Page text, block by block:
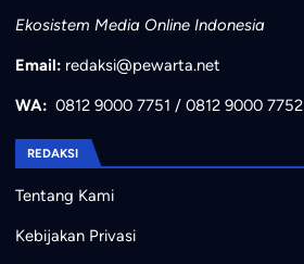
Ekosistem Media Online Indonesia
Email: redaksi@pewarta.net
WA: 0812 9000 7751 / 0812 9000 7752
REDAKSI
Tentang Kami
Kebijakan Privasi